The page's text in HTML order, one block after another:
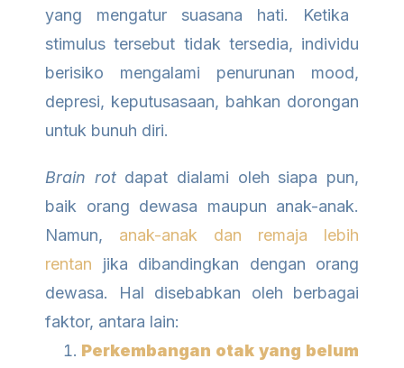
yang mengatur suasana hati. Ketika
stimulus tersebut tidak tersedia, individu
berisiko mengalami penurunan mood,
depresi, keputusasaan, bahkan dorongan
untuk bunuh diri.
Brain rotdapat dialami oleh siapa pun,
baik orang dewasa maupun anak-anak.
Namun, anak-anak dan remaja lebih
rentan jika dibandingkan dengan orang
dewasa. Hal disebabkan oleh berbagai
faktor, antara lain:
Perkembangan otak yang belum